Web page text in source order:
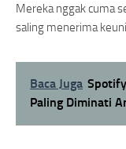
Mereka nggak cuma
saling menerima
Baca Juga
Paling Diminati